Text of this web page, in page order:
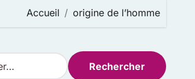
Accueil origine de l’homme